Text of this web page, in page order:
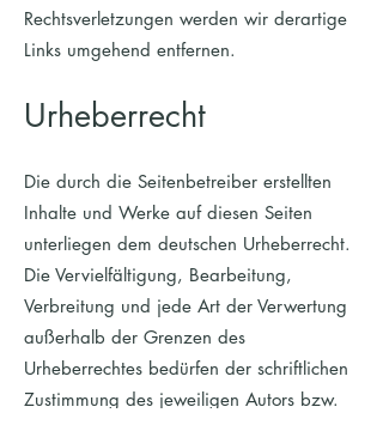
Rechtsverletzungen werden wir derartige
Links umgehend entfernen.
Urheberrecht
Die durch die Seitenbetreiber erstellten
Inhalte und Werke auf diesen Seiten
unterliegen dem deutschen Urheberrecht.
Die Vervielfältigung, Bearbeitung,
Verbreitung und jede Art der Verwertung
außerhalb der Grenzen des
Urheberrechtes bedürfen der schriftlichen
Zustimmung des jeweiligen Autors bzw.